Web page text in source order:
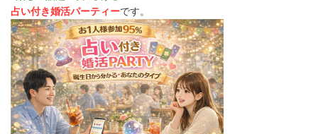
占い付き婚活パーティーです。